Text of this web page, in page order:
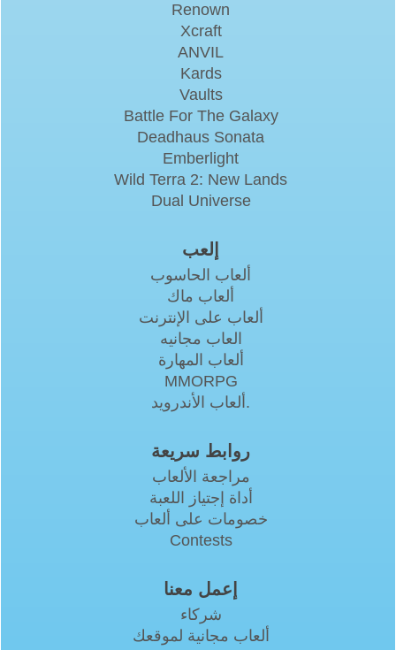
Renown
Xcraft
ANVIL
Kards
Vaults
Battle For The Galaxy
Deadhaus Sonata
Emberlight
Wild Terra 2: New Lands
Dual Universe
إلعب
ألعاب الحاسوب
ألعاب ماك
ألعاب على الإنترنت
العاب مجانيه
ألعاب المهارة
MMORPG
ألعاب الأندرويد.
روابط سريعة
مراجعة الألعاب
أداة إجتياز اللعبة
خصومات على ألعاب
Contests
إعمل معنا
شركاء
ألعاب مجانية لموقعك